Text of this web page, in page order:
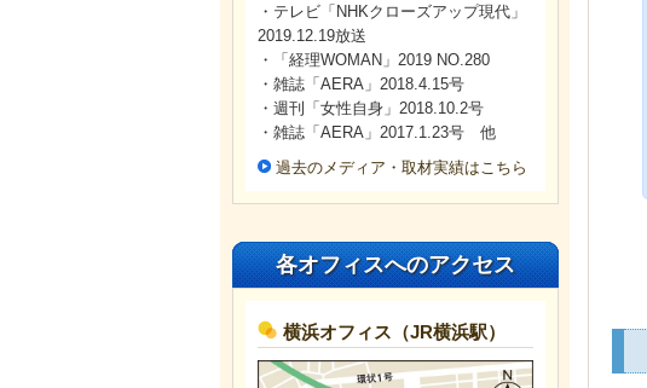
・テレビ「NHKクローズアップ現代」
2019.12.19放送
・「経理WOMAN」2019 NO.280
・雑誌「AERA」2018.4.15号
・週刊「女性自身」2018.10.2号
・雑誌「AERA」2017.1.23号 他
過去のメディア・取材実績はこちら
各オフィスへのアクセス
横浜オフィス（JR横浜駅）